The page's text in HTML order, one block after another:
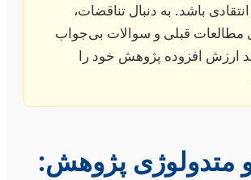
باشد. به دنبال تناقضات،
مطالعات قبلی و سوالات بی‌جواب
ارزش افزوده پژوهش خود را
متدولوژی پژوهش: